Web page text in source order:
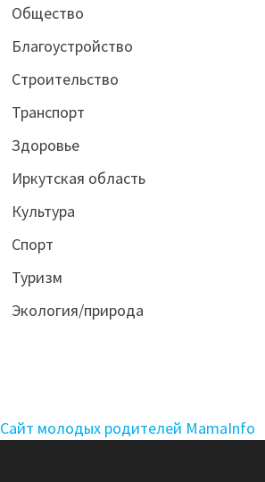
Общество
Благоустройство
Строительство
Транспорт
Здоровье
Иркутская область
Культура
Спорт
Туризм
Экология/природа
Сайт молодых родителей MamaInfo